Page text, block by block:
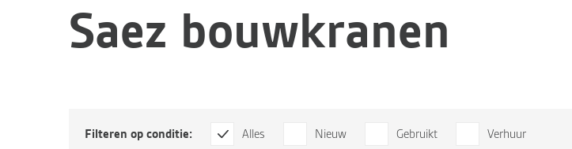
Saez bouwkranen
Filteren op conditie: Alles Nieuw Gebruikt Verhuur